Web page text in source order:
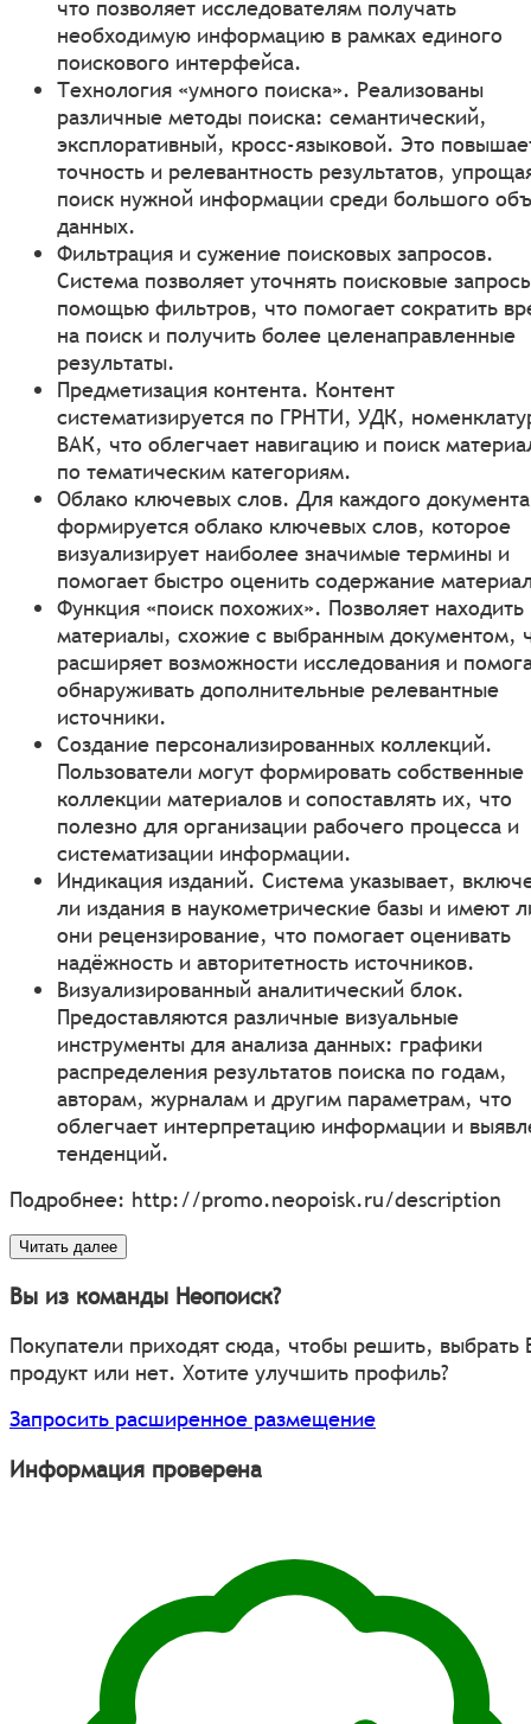
что позволяет исследователям получать
необходимую информацию в рамках единого
поискового интерфейса.
Технология «умного поиска». Реализованы
различные методы поиска: семантический,
эксплоративный, кросс-языковой. Это
точность и релевантность результатов,
поиск нужной информации среди большого
данных.
Фильтрация и сужение поисковых запросов.
Система позволяет уточнять поисковые
помощью фильтров, что помогает сократить
на поиск и получить более целенаправленные
результаты.
Предметизация контента. Контент
систематизируется по ГРНТИ, УДК,
ВАК, что облегчает навигацию и поиск
по тематическим категориям.
Облако ключевых слов. Для каждого документа
формируется облако ключевых слов, которое
визуализирует наиболее значимые термины и
помогает быстро оценить содержание
Функция «поиск похожих». Позволяет находить
материалы, схожие с выбранным документом,
расширяет возможности исследования и
обнаруживать дополнительные релевантные
источники.
Создание персонализированных коллекций.
Пользователи могут формировать собственные
коллекции материалов и сопоставлять их, что
полезно для организации рабочего процесса и
систематизации информации.
Индикация изданий. Система указывает,
ли издания в наукометрические базы и имеют
они рецензирование, что помогает оценивать
надёжность и авторитетность источников.
Визуализированный аналитический блок.
Предоставляются различные визуальные
инструменты для анализа данных: графики
распределения результатов поиска по годам,
авторам, журналам и другим параметрам, что
облегчает интерпретацию информации и
тенденций.
Подробнее: http://promo.neopoisk.ru/description
Читать далее
Вы из команды Неопоиск?
Покупатели приходят сюда, чтобы решить, выбрать
продукт или нет. Хотите улучшить профиль?
Запросить расширенное размещение
Информация проверена